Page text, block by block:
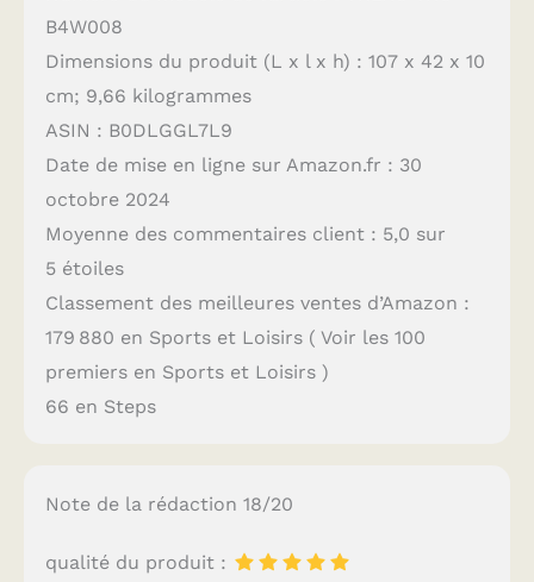
B4W008
Dimensions du produit (L x l x h) : 107 x 42 x 10
cm; 9,66 kilogrammes
ASIN : B0DLGGL7L9
Date de mise en ligne sur Amazon.fr : 30
octobre 2024
Moyenne des commentaires client : 5,0 sur
5 étoiles
Classement des meilleures ventes d’Amazon :
179 880 en Sports et Loisirs ( Voir les 100
premiers en Sports et Loisirs )
66 en Steps
Note de la rédaction 18/20
qualité du produit :